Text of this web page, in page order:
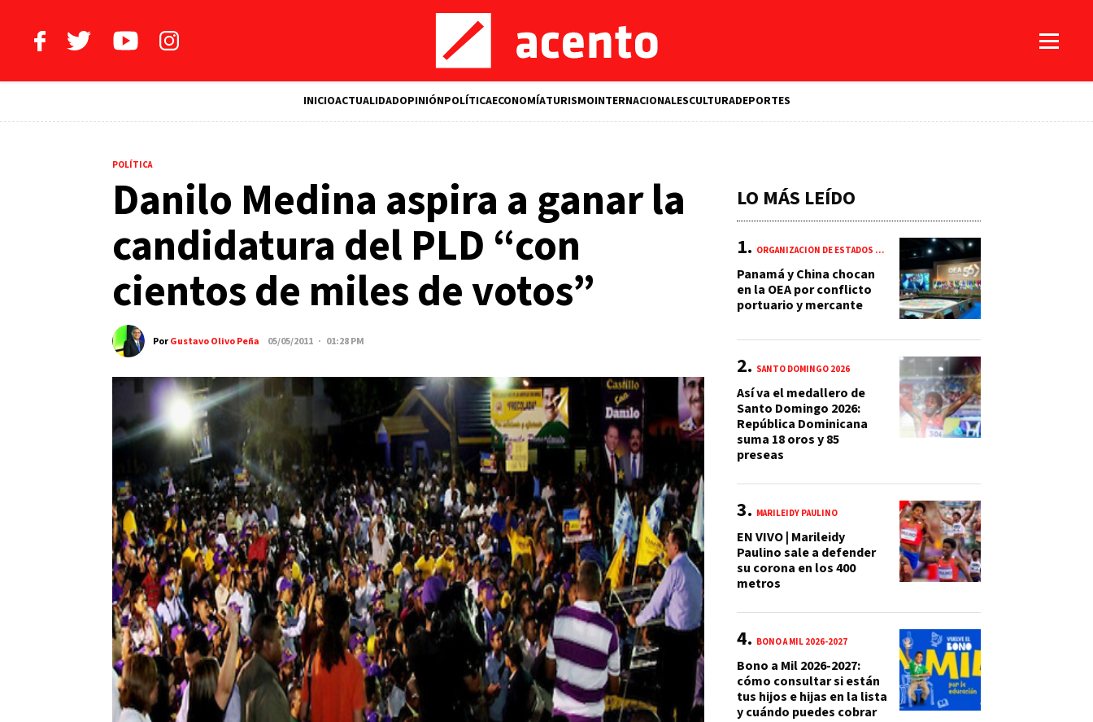
INICIOACTUALIDADOPINIÓNPOLÍTICAECONOMÍATURISMOINTERNACIONALESCULTURADEPORTES
POLÍTICA
Danilo Medina aspira a ganar la
candidatura del PLD “con
cientos de miles de votos”
PorGustavo Olivo Peña 05/05/2011 · 01:28 PM
LO MÁS LEÍDO
ORGANIZACIÓN DE ESTADOS AMERICANOS (OEA)
Panamá y China chocan
en la OEA por conflicto
portuario y mercante
SANTO DOMINGO 2026
Así va el medallero de
Santo Domingo 2026:
República Dominicana
suma 18 oros y 85
preseas
MARILEIDY PAULINO
EN VIVO | Marileidy
Paulino sale a defender
su corona en los 400
metros
BONO A MIL 2026-2027
Bono a Mil 2026-2027:
cómo consultar si están
tus hijos e hijas en la lista
y cuándo puedes cobrar